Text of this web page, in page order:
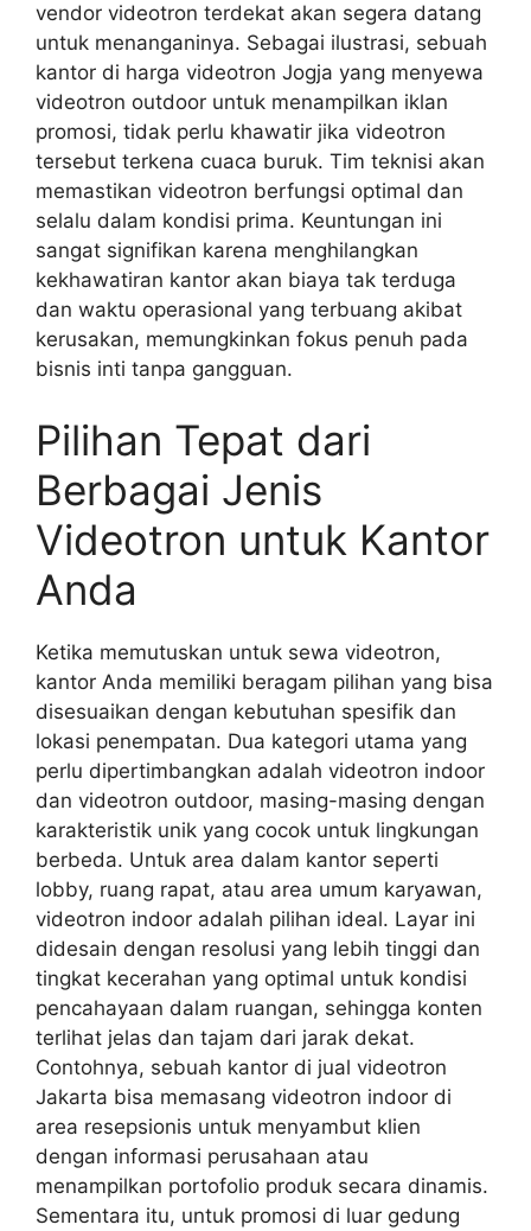
vendor videotron terdekat akan segera datang
untuk menanganinya. Sebagai ilustrasi, sebuah
kantor di harga videotron Jogja yang menyewa
videotron outdoor untuk menampilkan iklan
promosi, tidak perlu khawatir jika videotron
tersebut terkena cuaca buruk. Tim teknisi akan
memastikan videotron berfungsi optimal dan
selalu dalam kondisi prima. Keuntungan ini
sangat signifikan karena menghilangkan
kekhawatiran kantor akan biaya tak terduga
dan waktu operasional yang terbuang akibat
kerusakan, memungkinkan fokus penuh pada
bisnis inti tanpa gangguan.
Pilihan Tepat dari
Berbagai Jenis
Videotron untuk Kantor
Anda
Ketika memutuskan untuk sewa videotron,
kantor Anda memiliki beragam pilihan yang bisa
disesuaikan dengan kebutuhan spesifik dan
lokasi penempatan. Dua kategori utama yang
perlu dipertimbangkan adalah videotron indoor
dan videotron outdoor, masing-masing dengan
karakteristik unik yang cocok untuk lingkungan
berbeda. Untuk area dalam kantor seperti
lobby, ruang rapat, atau area umum karyawan,
videotron indoor adalah pilihan ideal. Layar ini
didesain dengan resolusi yang lebih tinggi dan
tingkat kecerahan yang optimal untuk kondisi
pencahayaan dalam ruangan, sehingga konten
terlihat jelas dan tajam dari jarak dekat.
Contohnya, sebuah kantor di jual videotron
Jakarta bisa memasang videotron indoor di
area resepsionis untuk menyambut klien
dengan informasi perusahaan atau
menampilkan portofolio produk secara dinamis.
Sementara itu, untuk promosi di luar gedung